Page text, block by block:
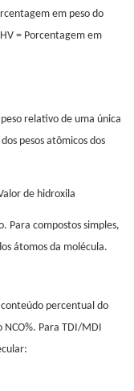
em peso do
= Porcentagem em
relativo de uma única
pesos atômicos dos
de hidroxila
Para compostos simples,
átomos da molécula.
conteúdo percentual do
Para TDI/MDI